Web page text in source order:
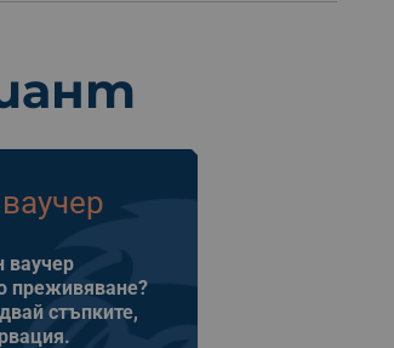
ваучер
преживяване?
стъпките,